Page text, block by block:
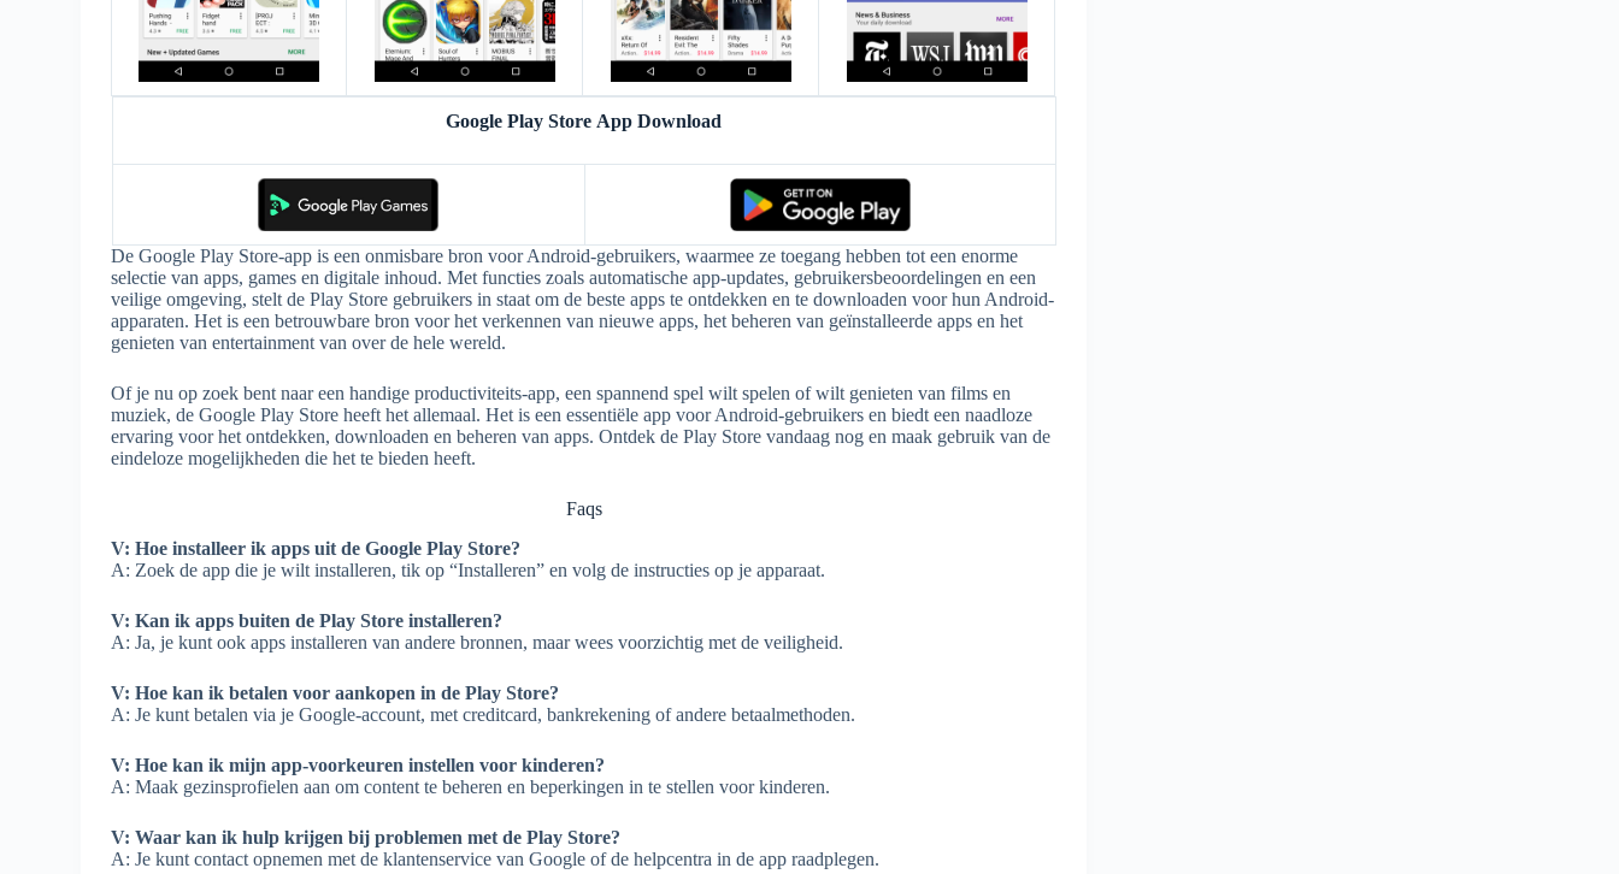
Google Play Store App Download
De Google Play Store-app is een onmisbare bron voor Android-gebruikers, waarmee ze toegang hebben tot een enorme
selectie van apps, games en digitale inhoud. Met functies zoals automatische app-updates, gebruikersbeoordelingen en een
veilige omgeving, stelt de Play Store gebruikers in staat om de beste apps te ontdekken en te downloaden voor hun Android-
apparaten. Het is een betrouwbare bron voor het verkennen van nieuwe apps, het beheren van geïnstalleerde apps en het
genieten van entertainment van over de hele wereld.
Of je nu op zoek bent naar een handige productiviteits-app, een spannend spel wilt spelen of wilt genieten van films en
muziek, de Google Play Store heeft het allemaal. Het is een essentiële app voor Android-gebruikers en biedt een naadloze
ervaring voor het ontdekken, downloaden en beheren van apps. Ontdek de Play Store vandaag nog en maak gebruik van de
eindeloze mogelijkheden die het te bieden heeft.
Faqs
V: Hoe installeer ik apps uit de Google Play Store?
A: Zoek de app die je wilt installeren, tik op “Installeren” en volg de instructies op je apparaat.
V: Kan ik apps buiten de Play Store installeren?
A: Ja, je kunt ook apps installeren van andere bronnen, maar wees voorzichtig met de veiligheid.
V: Hoe kan ik betalen voor aankopen in de Play Store?
A: Je kunt betalen via je Google-account, met creditcard, bankrekening of andere betaalmethoden.
V: Hoe kan ik mijn app-voorkeuren instellen voor kinderen?
A: Maak gezinsprofielen aan om content te beheren en beperkingen in te stellen voor kinderen.
V: Waar kan ik hulp krijgen bij problemen met de Play Store?
A: Je kunt contact opnemen met de klantenservice van Google of de helpcentra in de app raadplegen.